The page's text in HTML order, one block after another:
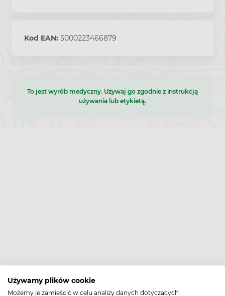
Używamy plików cookie
Możemy je zamieścić w celu analizy danych dotyczących
Kod EAN: 5000223466879
To jest wyrób medyczny. Używaj go zgodnie z instrukcją
używania lub etykietą.